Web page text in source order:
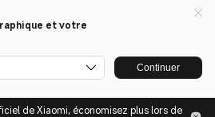
et votre
Continuer
de Xiaomi, économisez plus lors de